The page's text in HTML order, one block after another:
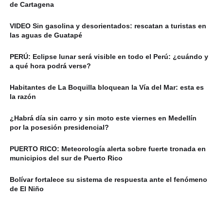
de Cartagena
VIDEO Sin gasolina y desorientados: rescatan a turistas en
las aguas de Guatapé
PERÚ: Eclipse lunar será visible en todo el Perú: ¿cuándo y
a qué hora podrá verse?
Habitantes de La Boquilla bloquean la Vía del Mar: esta es
la razón
¿Habrá día sin carro y sin moto este viernes en Medellín
por la posesión presidencial?
PUERTO RICO: Meteorología alerta sobre fuerte tronada en
municipios del sur de Puerto Rico
Bolívar fortalece su sistema de respuesta ante el fenómeno
de El Niño